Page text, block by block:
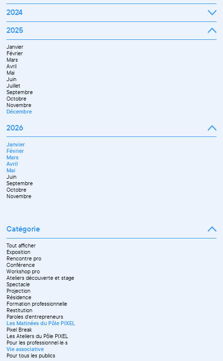
Mars
Avril
Juillet
Septembre
Octobre
Novembre
Décembre
Janvier
Mars
Avril
Juin
Septembre
Octobre
Novembre
Décembre
2024
Janvier
Mars
Avril
Mai
Juin
Juillet
Septembre
Novembre
Décembre
2025
Janvier
Février
Mars
Avril
Mai
Juin
Juillet
Septembre
Octobre
Novembre
Décembre
2026
Janvier
Février
Mars
Avril
Mai
Juin
Septembre
Octobre
Novembre
Catégorie
Tout afficher
Exposition
Rencontre pro
Conférence
Workshop pro
Ateliers découverte et stage
Spectacle
Projection
Résidence
Formation professionnelle
Restitution
Paroles d'entrepreneurs
Les Matinées du Pôle PIXEL
Pixel Break
Les Ateliers du Pôle PIXEL
Pour les professionnel·le·s
Vie associative
Pour tous les publics